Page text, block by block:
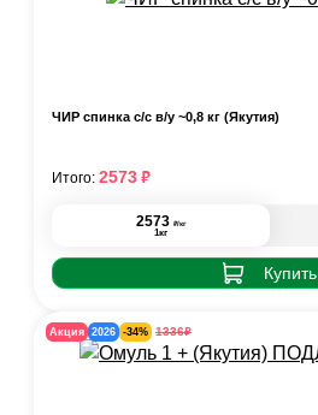
ЧИР спинка с/с в/у ~0,8 кг (Якутия)
2573 ₽/кг
1кг
Купить
Итого: 2573₽
Акция 2026 -34% 1336₽